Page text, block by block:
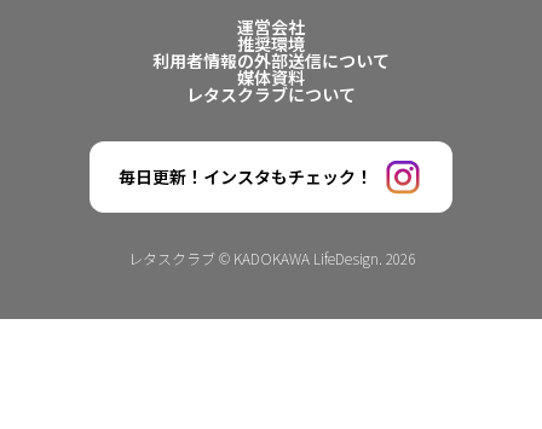
運営会社
推奨環境
利用者情報の外部送信について
媒体資料
レタスクラブについて
毎日更新！インスタもチェック！
レタスクラブ © KADOKAWA LifeDesign. 2026